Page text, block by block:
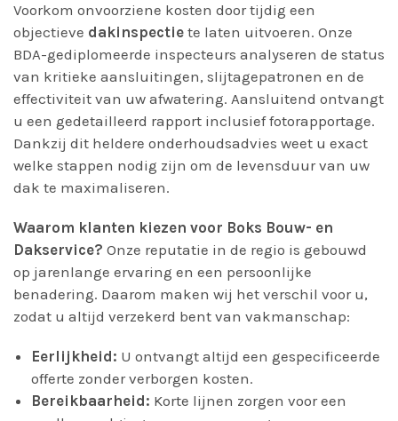
Voorkom onvoorziene kosten door tijdig een
objectieve dakinspectie te laten uitvoeren. Onze
BDA-gediplomeerde inspecteurs analyseren de status
van kritieke aansluitingen, slijtagepatronen en de
effectiviteit van uw afwatering. Aansluitend ontvangt
u een gedetailleerd rapport inclusief fotorapportage.
Dankzij dit heldere onderhoudsadvies weet u exact
welke stappen nodig zijn om de levensduur van uw
dak te maximaliseren.
Waarom klanten kiezen voor Boks Bouw- en
Dakservice? Onze reputatie in de regio is gebouwd
op jarenlange ervaring en een persoonlijke
benadering. Daarom maken wij het verschil voor u,
zodat u altijd verzekerd bent van vakmanschap:
Eerlijkheid: U ontvangt altijd een gespecificeerde
offerte zonder verborgen kosten.
Bereikbaarheid: Korte lijnen zorgen voor een